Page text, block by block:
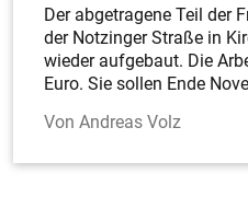
Der abgetragene Teil der
der Notzinger Straße in
wieder aufgebaut. Die
Euro. Sie sollen Ende
Andreas Volz